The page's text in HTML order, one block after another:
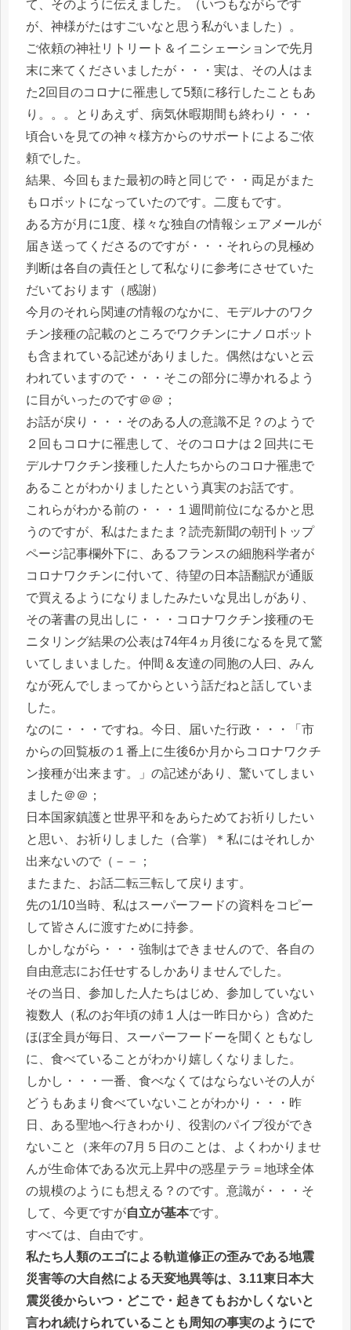
て、そのように伝えました。（いつもながらです
が、神様がたはすごいなと思う私がいました）。
ご依頼の神社リトリート＆イニシェーションで先月
末に来てくださいましたが・・・実は、その人はま
た2回目のコロナに罹患して5類に移行したこともあ
り。。。とりあえず、病気休暇期間も終わり・・・
頃合いを見ての神々様方からのサポートによるご依
頼でした。
結果、今回もまた最初の時と同じで・・両足がまた
もロボットになっていたのです。二度もです。
ある方が月に1度、様々な独自の情報シェアメールが
届き送ってくださるのですが・・・それらの見極め
判断は各自の責任として私なりに参考にさせていた
だいております（感謝）
今月のそれら関連の情報のなかに、モデルナのワク
チン接種の記載のところでワクチンにナノロボット
も含まれている記述がありました。偶然はないと云
われていますので・・・そこの部分に導かれるよう
に目がいったのです＠＠；
お話が戻り・・・そのある人の意識不足？のようで
２回もコロナに罹患して、そのコロナは２回共にモ
デルナワクチン接種した人たちからのコロナ罹患で
あることがわかりましたという真実のお話です。
これらがわかる前の・・・１週間前位になるかと思
うのですが、私はたまたま？読売新聞の朝刊トップ
ページ記事欄外下に、あるフランスの細胞科学者が
コロナワクチンに付いて、待望の日本語翻訳が通販
で買えるようになりましたみたいな見出しがあり、
その著書の見出しに・・・コロナワクチン接種のモ
ニタリング結果の公表は74年4ヵ月後になるを見て驚
いてしまいました。仲間＆友達の同胞の人曰、みん
なが死んでしまってからという話だねと話していま
した。
なのに・・・ですね。今日、届いた行政・・・「市
からの回覧板の１番上に生後6か月からコロナワクチ
ン接種が出来ます。」の記述があり、驚いてしまい
ました＠＠；
日本国家鎮護と世界平和をあらためてお祈りしたい
と思い、お祈りしました（合掌）＊私にはそれしか
出来ないので（－－；
またまた、お話二転三転して戻ります。
先の1/10当時、私はスーパーフードの資料をコピー
して皆さんに渡すために持参。
しかしながら・・・強制はできませんので、各自の
自由意志にお任せするしかありませんでした。
その当日、参加した人たちはじめ、参加していない
複数人（私のお年頃の姉１人は一昨日から）含めた
ほぼ全員が毎日、スーパーフードーを聞くともなし
に、食べていることがわかり嬉しくなりました。
しかし・・・一番、食べなくてはならないその人が
どうもあまり食べていないことがわかり・・・昨
日、ある聖地へ行きわかり、役割のパイプ役ができ
ないこと（来年の7月５日のことは、よくわかりませ
んが生命体である次元上昇中の惑星テラ＝地球全体
の規模のようにも想える？のです。意識が・・・そ
して、今更ですが自立が基本です。
すべては、自由です。
私たち人類のエゴによる軌道修正の歪みである地震
災害等の大自然による天変地異等は、3.11東日本大
震災後からいつ・どこで・起きてもおかしくないと
言われ続けられていることも周知の事実のようにで